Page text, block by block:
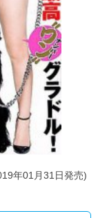
年01月31日発売)